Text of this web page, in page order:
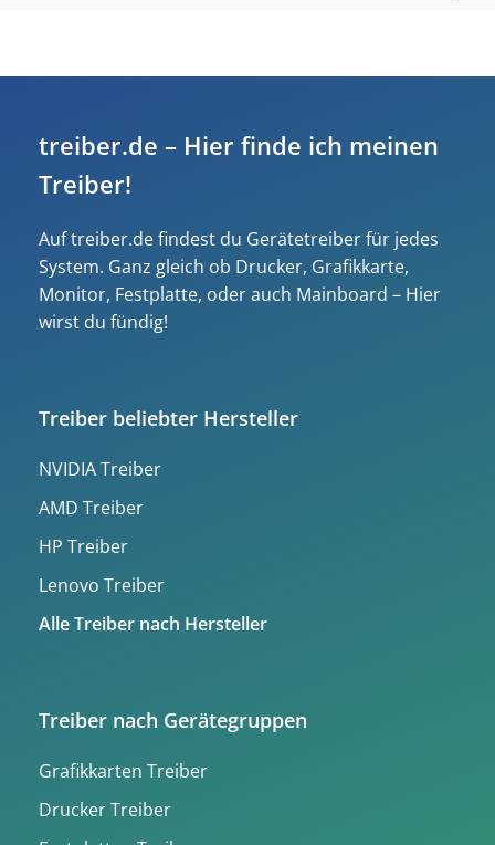
treiber.de – Hier finde ich meinen
Treiber!
Auf treiber.de findest du Gerätetreiber für jedes
System. Ganz gleich ob Drucker, Grafikkarte,
Monitor, Festplatte, oder auch Mainboard – Hier
wirst du fündig!
Treiber beliebter Hersteller
NVIDIA Treiber
AMD Treiber
HP Treiber
Lenovo Treiber
Alle Treiber nach Hersteller
Treiber nach Gerätegruppen
Grafikkarten Treiber
Drucker Treiber